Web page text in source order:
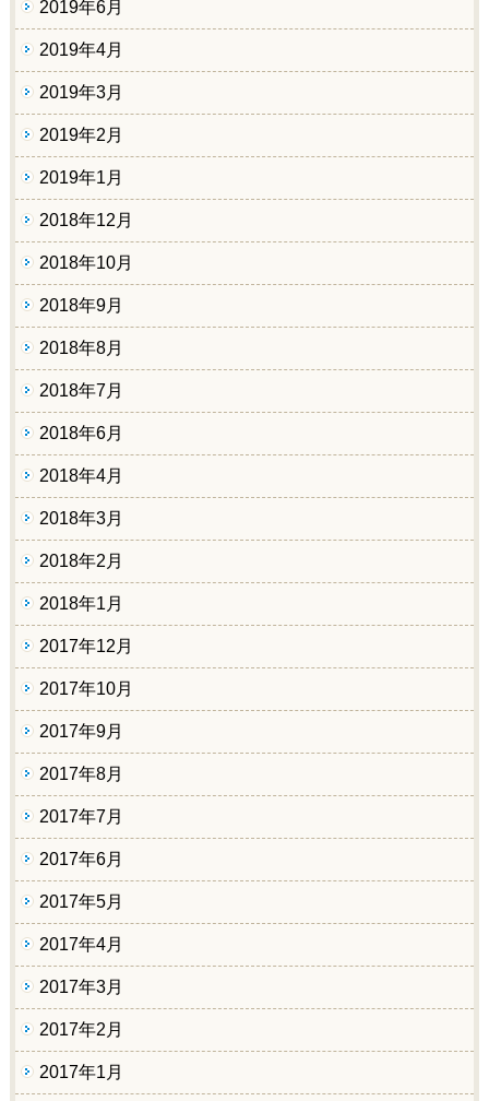
2019年6月
2019年4月
2019年3月
2019年2月
2019年1月
2018年12月
2018年10月
2018年9月
2018年8月
2018年7月
2018年6月
2018年4月
2018年3月
2018年2月
2018年1月
2017年12月
2017年10月
2017年9月
2017年8月
2017年7月
2017年6月
2017年5月
2017年4月
2017年3月
2017年2月
2017年1月